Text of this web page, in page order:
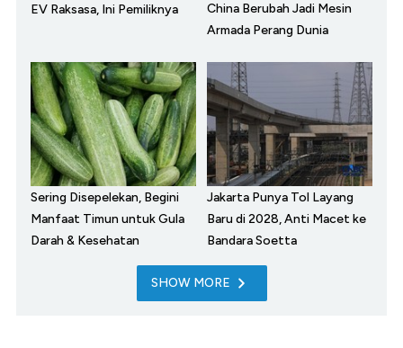
EV Raksasa, Ini Pemiliknya
China Berubah Jadi Mesin
Armada Perang Dunia
Sering Disepelekan, Begini
Manfaat Timun untuk Gula
Darah & Kesehatan
Jakarta Punya Tol Layang
Baru di 2028, Anti Macet ke
Bandara Soetta
SHOW MORE